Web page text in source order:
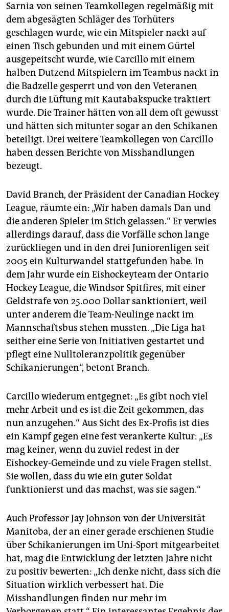
Sarnia von seinen Teamkollegen regelmäßig mit
dem abgesägten Schläger des Torhüters
geschlagen wurde, wie ein Mitspieler nackt auf
einen Tisch gebunden und mit einem Gürtel
ausgepeitscht wurde, wie Carcillo mit einem
halben Dutzend Mitspielern im Teambus nackt in
die Badzelle gesperrt und von den Veteranen
durch die Lüftung mit Kautabakspucke traktiert
wurde. Die Trainer hätten von all dem oft gewusst
und hätten sich mitunter sogar an den Schikanen
beteiligt. Drei weitere Teamkollegen von Carcillo
haben dessen Berichte von Misshandlungen
bezeugt.
David Branch, der Präsident der Canadian Hockey
League, räumte ein: „Wir haben damals Dan und
die anderen Spieler im Stich gelassen.“ Er verwies
allerdings darauf, dass die Vorfälle schon lange
zurückliegen und in den drei Juniorenligen seit
2005 ein Kulturwandel stattgefunden habe. In
dem Jahr wurde ein Eishockeyteam der Ontario
Hockey League, die Windsor Spitfires, mit einer
Geldstrafe von 25.000 Dollar sanktioniert, weil
unter anderem die Team-Neulinge nackt im
Mannschaftsbus stehen mussten. „Die Liga hat
seither eine Serie von Initiativen gestartet und
pflegt eine Nulltoleranzpolitik gegenüber
Schikanierungen“, betont Branch.
Carcillo wiederum entgegnet: „Es gibt noch viel
mehr Arbeit und es ist die Zeit gekommen, das
nun anzugehen.“ Aus Sicht des Ex-Profis ist dies
ein Kampf gegen eine fest verankerte Kultur: „Es
mag keiner, wenn du zuviel redest in der
Eishockey-Gemeinde und zu viele Fragen stellst.
Sie wollen, dass du wie ein guter Soldat
funktionierst und das machst, was sie sagen.“
Auch Professor Jay Johnson von der Universität
Manitoba, der an einer gerade erschienen Studie
über Schikanierungen im Uni-Sport mitgearbeitet
hat, mag die Entwicklung der letzten Jahre nicht
zu positiv bewerten: „Ich denke nicht, dass sich die
Situation wirklich verbessert hat. Die
Misshandlungen finden nur mehr im